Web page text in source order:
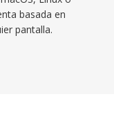
basada en
pantalla.